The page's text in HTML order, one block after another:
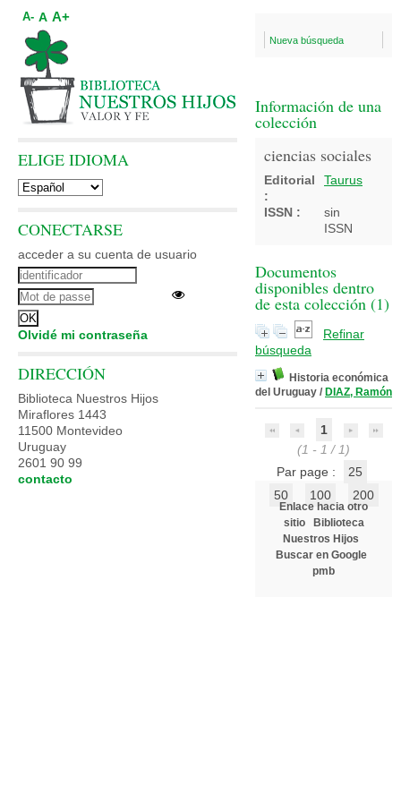
Nueva búsqueda
Información de una
colección
ciencias sociales
Editorial
:
Taurus
ISSN :
sin
ISSN
Documentos
disponibles dentro
de esta colección (1)
Refinar
búsqueda
Historia económica
del Uruguay / DIAZ, Ramón
1
(1 - 1 / 1)
Par page :
25
50
100 200
Enlace hacia otro
sitio
Biblioteca
Nuestros Hijos
Buscar en Google
pmb
A- A A+
ELIGE IDIOMA
CONECTARSE
acceder a su cuenta de usuario
Olvidé mi contraseña
DIRECCIÓN
Biblioteca Nuestros Hijos
Miraflores 1443
11500 Montevideo
Uruguay
2601 90 99
contacto